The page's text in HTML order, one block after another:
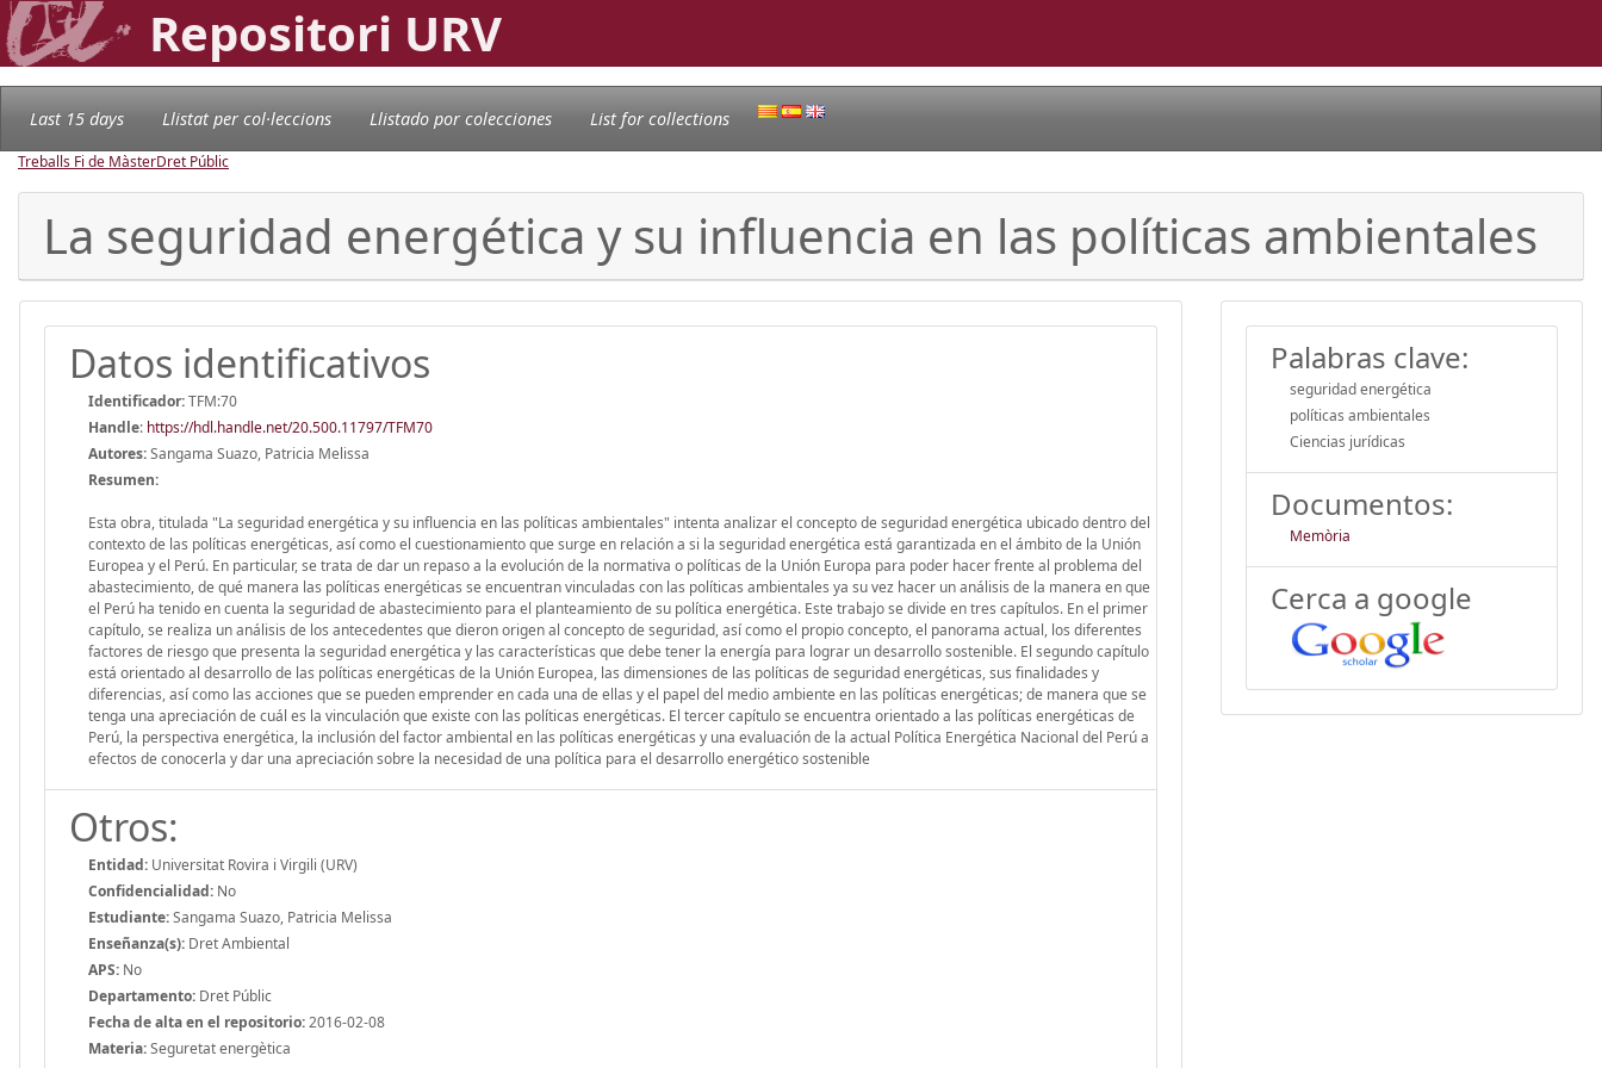
Repositori URV
Last 15 days Llistat per col·leccions Llistado por colecciones List for collections
Treballs Fi de MàsterDret Públic
La seguridad energética y su influencia en las políticas ambientales
Datos identificativos
Identificador:TFM:70
Handle: https://hdl.handle.net/20.500.11797/TFM70
Autores:Sangama Suazo, Patricia Melissa
Resumen:
Esta obra, titulada "La seguridad energética y su influencia en las políticas ambientales" intenta analizar el concepto de seguridad energética ubicado dentro del
contexto de las políticas energéticas, así como el cuestionamiento que surge en relación a si la seguridad energética está garantizada en el ámbito de la Unión
Europea y el Perú. En particular, se trata de dar un repaso a la evolución de la normativa o políticas de la Unión Europa para poder hacer frente al problema del
abastecimiento, de qué manera las políticas energéticas se encuentran vinculadas con las políticas ambientales ya su vez hacer un análisis de la manera en que
el Perú ha tenido en cuenta la seguridad de abastecimiento para el planteamiento de su política energética. Este trabajo se divide en tres capítulos. En el primer
capítulo, se realiza un análisis de los antecedentes que dieron origen al concepto de seguridad, así como el propio concepto, el panorama actual, los diferentes
factores de riesgo que presenta la seguridad energética y las características que debe tener la energía para lograr un desarrollo sostenible. El segundo capítulo
está orientado al desarrollo de las políticas energéticas de la Unión Europea, las dimensiones de las políticas de seguridad energéticas, sus finalidades y
diferencias, así como las acciones que se pueden emprender en cada una de ellas y el papel del medio ambiente en las políticas energéticas; de manera que se
tenga una apreciación de cuál es la vinculación que existe con las políticas energéticas. El tercer capítulo se encuentra orientado a las políticas energéticas de
Perú, la perspectiva energética, la inclusión del factor ambiental en las políticas energéticas y una evaluación de la actual Política Energética Nacional del Perú a
efectos de conocerla y dar una apreciación sobre la necesidad de una política para el desarrollo energético sostenible
Otros:
Entidad: Universitat Rovira i Virgili (URV)
Confidencialidad: No
Estudiante:Sangama Suazo, Patricia Melissa
Enseñanza(s): Dret Ambiental
APS: No
Departamento: Dret Públic
Fecha de alta en el repositorio:2016-02-08
Materia:Seguretat energètica
Palabras clave:
seguridad energética
políticas ambientales
Ciencias jurídicas
Documentos:
Memòria
Cerca a google